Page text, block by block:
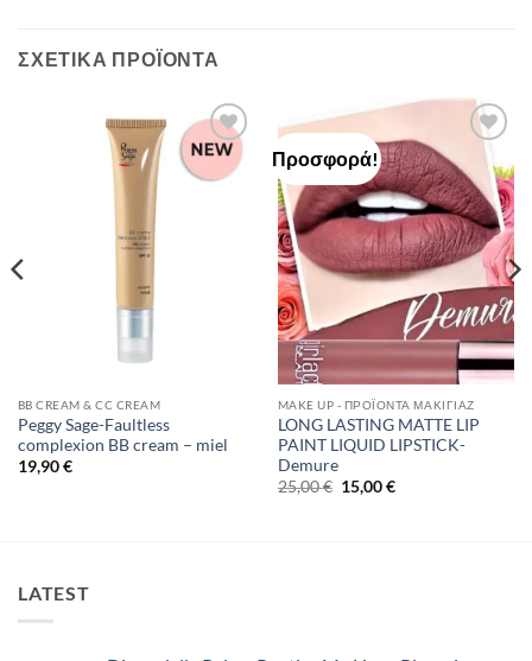
ΣΧΕΤΙΚΆ ΠΡΟΪΌΝΤΑ
Add to
Wishlist
BB CREAM & CC CREAM
Peggy Sage-Faultless
complexion BB cream – miel
19,90€
Προσφορά!
Add to
Wishlist
MAKE UP - ΠΡΟΪΌΝΤΑ ΜΑΚΙΓΙΆΖ
LONG LASTING MATTE LIP
PAINT LIQUID LIPSTICK-
Demure
25,00€ Original
price
15,00€Η
LATEST